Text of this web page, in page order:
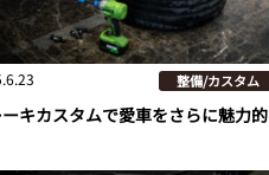
整備/カスタム
キカスタムで愛車をさらに魅力的